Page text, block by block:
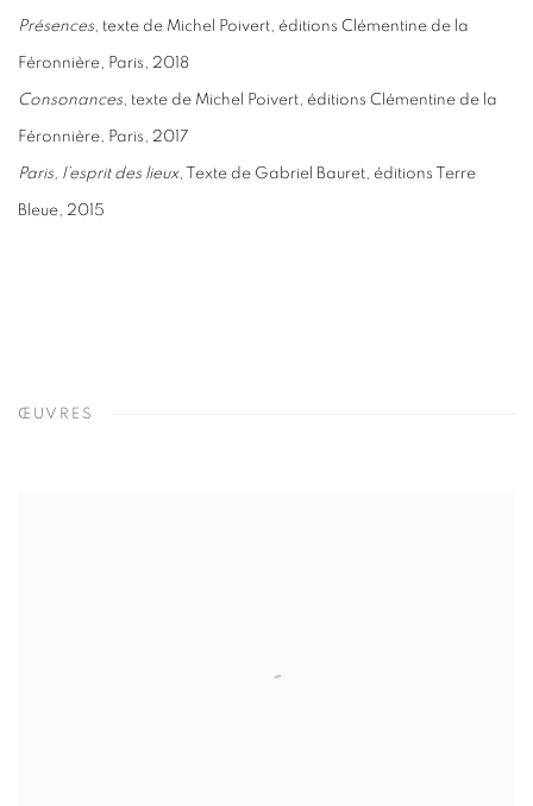
Présences, texte de Michel Poivert, éditions Clémentine de la
Féronnière, Paris, 2018
Consonances, texte de Michel Poivert, éditions Clémentine de la
Féronnière, Paris, 2017
Paris, l’esprit des lieux, Texte de Gabriel Bauret, éditions Terre
Bleue, 2015
ŒUVRES